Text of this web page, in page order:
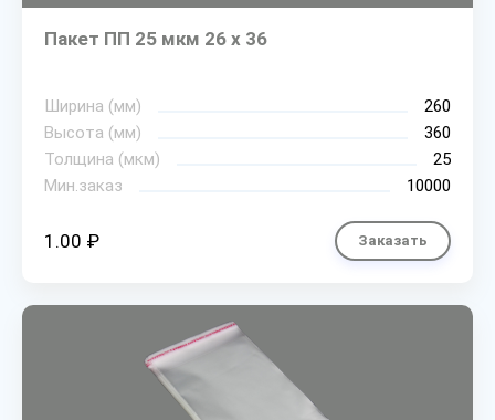
Пакет ПП 25 мкм 26 х 36
Ширина (мм)
260
Высота (мм)
360
Толщина (мкм)
25
Мин.заказ
10000
1.00 ₽ Заказать